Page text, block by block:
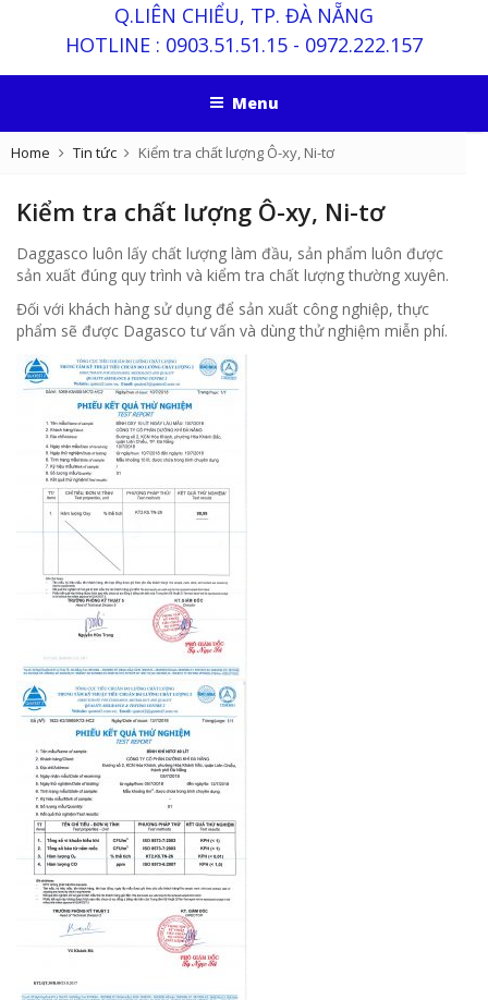
Q.LIÊN CHIỂU, TP. ĐÀ NẴNG
HOTLINE : 0903.51.51.15 - 0972.222.157
Menu
Home Tin tức Kiểm tra chất lượng Ô-xy, Ni-tơ
Kiểm tra chất lượng Ô-xy, Ni-tơ
Daggasco luôn lấy chất lượng làm đầu, sản phẩm luôn được
sản xuất đúng quy trình và kiểm tra chất lượng thường xuyên.
Đối với khách hàng sử dụng để sản xuất công nghiệp, thực
phẩm sẽ được Dagasco tư vấn và dùng thử nghiệm miễn phí.